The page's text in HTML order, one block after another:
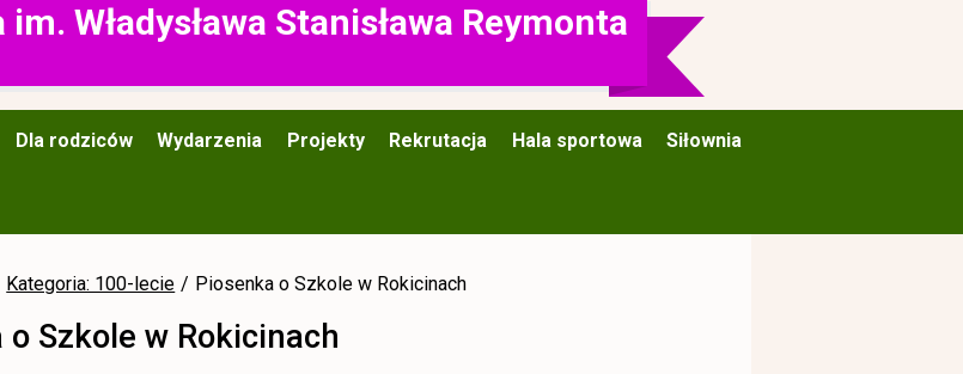
Władysława Stanisława Reymonta
Dla rodziców Wydarzenia Projekty Rekrutacja Hala sportowa Siłownia
Kategoria: 100-lecie Piosenka o Szkole w Rokicinach
o Szkole w Rokicinach